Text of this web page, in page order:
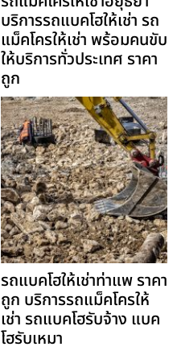
บริการรถแบคโฮให้เช่า รถ
แม็คโครให้เช่า พร้อมคนขับ
ให้บริการทั่วประเทศ ราคา
ถูก
รถแบคโฮให้เช่าท่าแพ ราคา
ถูก บริการรถแม็คโครให้
เช่า รถแบคโฮรับจ้าง แบค
โฮรับเหมา